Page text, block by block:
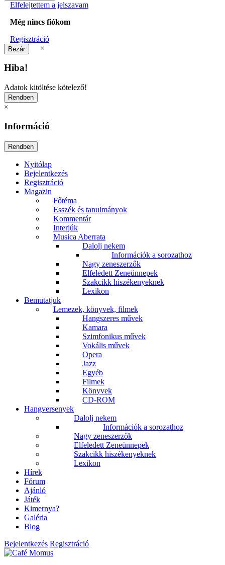
Elfelejtettem a jelszavam
Még nincs fiókom
Regisztráció
×
Hiba!
Adatok kitöltése kötelező!
×
Információ
Nyitólap
Bejelentkezés
Regisztráció
Magazin
Főtéma
Esszék és tanulmányok
Kommentár
Interjúk
Musica Aberrata
Dalolj nekem
Információk a sorozathoz
Nagy zeneszerzők
Elfeledett Zeneünnepek
Szakcikk hiszékenyeknek
Lexikon
Bemutatjuk
Lemezek, könyvek, filmek
Hangszeres művek
Kamara
Szimfonikus művek
Vokális művek
Opera
Jazz
Egyéb
Filmek
Könyvek
CD-ROM
Hangversenyek
Dalolj nekem
Információk a sorozathoz
Nagy zeneszerzők
Elfeledett Zeneünnepek
Szakcikk hiszékenyeknek
Lexikon
Hírek
Fórum
Ajánló
Játék
Kimernya?
Galéria
Blog
Bejelentkezés Regisztráció